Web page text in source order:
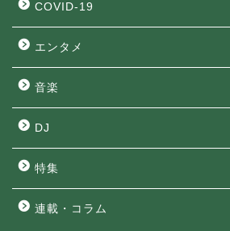
COVID-19
エンタメ
音楽
DJ
特集
連載・コラム